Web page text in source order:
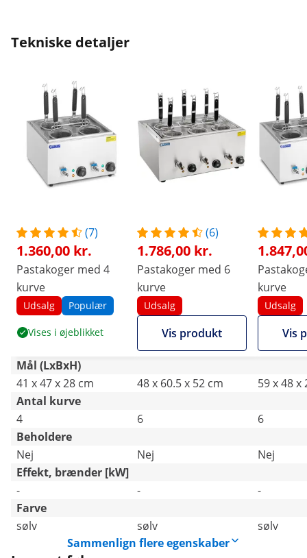
Tekniske detaljer
(7)
1.360,00 kr.
Pastakoger med 4
kurve
Udsalg Populær
Vises i øjeblikket
(6)
1.786,00 kr.
Pastakoger med 6
kurve
Udsalg
Vis produkt
kurve
Udsalg
Vis
Mål (LxBxH)
41 x 47 x 28 cm
48 x 60.5 x 52 cm
59 x 48 x
Antal kurve
4
6
6
Beholdere
Nej
Nej
Nej
Effekt, brænder [kW]
-
-
-
Farve
sølv
sølv
sølv
Sammenlign flere egenskaber